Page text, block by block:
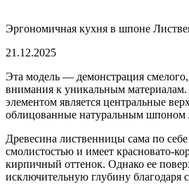
Эргономичная кухня в шпоне
21.12.2025
Эта модель — демонстрация смелого,
внимания к уникальным
элементом является центральные
облицованные натуральным шпоном
Древесина лиственницы сама по
смолистостью и имеет красновато-
кирпичный оттенок. Однако ее
исключительную глубину благодаря